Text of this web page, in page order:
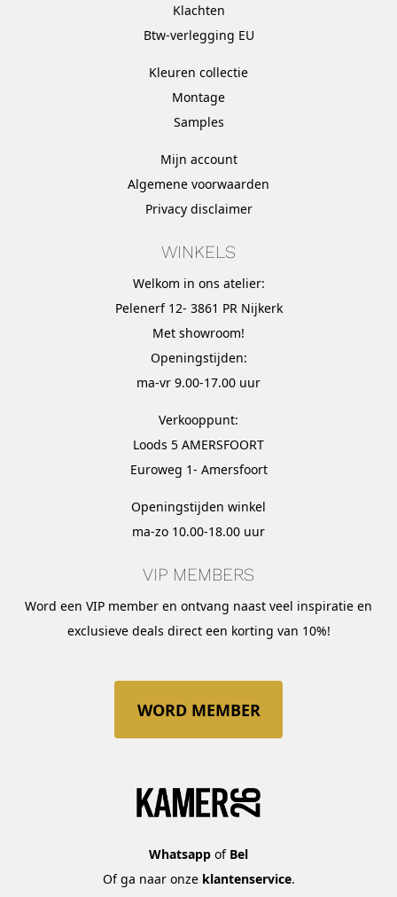
Klachten
Btw-verlegging EU
Kleuren collectie
Montage
Samples
Mijn account
Algemene voorwaarden
Privacy disclaimer
WINKELS
Welkom in ons atelier:
Pelenerf 12- 3861 PR Nijkerk
Met showroom!
Openingstijden:
ma-vr 9.00-17.00 uur
Verkooppunt:
Loods 5 AMERSFOORT
Euroweg 1- Amersfoort
Openingstijden winkel
ma-zo 10.00-18.00 uur
VIP MEMBERS
Word een VIP member en ontvang naast veel inspiratie en
exclusieve deals direct een korting van 10%!
WORD MEMBER
Whatsapp of Bel
Of ga naar onze klantenservice.